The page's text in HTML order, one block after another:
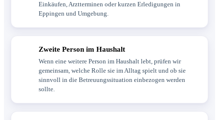
Einkäufen, Arztterminen oder kurzen Erledigungen in
Eppingen und Umgebung.
Zweite Person im Haushalt
Wenn eine weitere Person im Haushalt lebt, prüfen wir
gemeinsam, welche Rolle sie im Alltag spielt und ob sie
sinnvoll in die Betreuungssituation einbezogen werden
sollte.